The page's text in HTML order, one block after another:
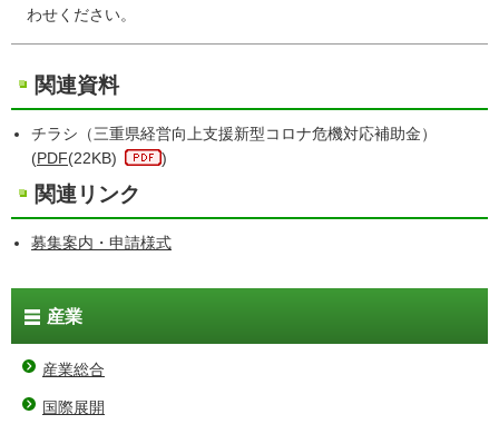
わせください。
関連資料
チラシ（三重県経営向上支援新型コロナ危機対応補助金）
(PDF(22KB) )
関連リンク
募集案内・申請様式
産業
産業総合
国際展開